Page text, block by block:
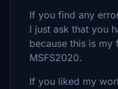
If you find any
I just ask that you
because this is my
MSFS2020.
If you liked my